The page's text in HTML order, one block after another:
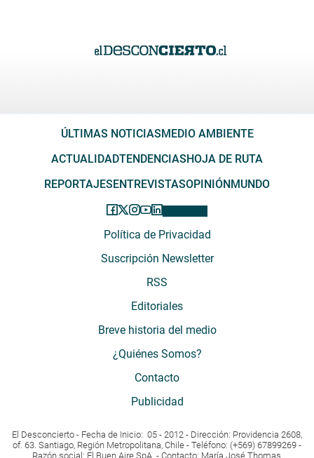
ÚLTIMAS NOTICIAS MEDIO AMBIENTE
ACTUALIDADTENDENCIAS HOJA DE RUTA
REPORTAJES ENTREVISTASOPINIÓN MUNDO
Política de Privacidad
Suscripción Newsletter
RSS
Editoriales
Breve historia del medio
¿Quiénes Somos?
Contacto
Publicidad
El Desconcierto - Fecha de Inicio: 05 - 2012 - Dirección: Providencia 2608,
of. 63. Santiago, Región Metropolitana, Chile - Teléfono: (+569) 67899269 -
Razón social: El Buen Aire SpA. - Contacto: María José Thomas,